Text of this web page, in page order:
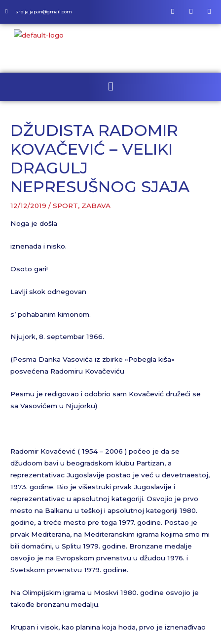
srbija.japan@gmail.com
DŽUDISTA RADOMIR
KOVAČEVIĆ – VELIKI
DRAGULJ
NEPRESUŠNOG SJAJA
12/12/2019/SPORT, ZABAVA
Noga je došla
iznenada i nisko.
Osoto gari!
Lavlji skok odnegovan
s’ pohabanim kimonom.
Njujork, 8. septembar 1966.
(Pesma Danka Vasovića iz zbirke «Pobegla kiša»
posvećena Radomiru Kovačeviću
Pesmu je redigovao i odobrio sam Kovačević družeći se
sa Vasovićem u Njujorku)
Radomir Kovačević ( 1954 – 2006 ) počeo je da se
džudoom bavi u beogradskom klubu Partizan, a
reprezentativac Jugoslavije postao je već u devetnaestoj,
1973. godine. Bio je višestruki prvak Jugoslavije i
reprezentativac u apsolutnoj kategoriji. Osvojio je prvo
mesto na Balkanu u teškoj i apsolutnoj kategoriji 1980.
godine, a treće mesto pre toga 1977. godine. Postao je
prvak Mediterana, na Mediteranskim igrama kojima smo mi
bili domaćini, u Splitu 1979. godine. Bronzane medalje
osvojio je na Evropskom prvenstvu u džudou 1976. i
Svetskom prvenstvu 1979. godine.
Na Olimpijskim igrama u Moskvi 1980. godine osvojio je
takođe bronzanu medalju.
Krupan i visok, kao planina koja hoda, prvo je iznenađivao